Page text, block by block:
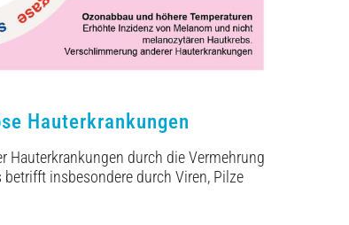
Hauterkrankungen
Hauterkrankungen durch die Vermehrung
insbesondere durch Viren, Pilze